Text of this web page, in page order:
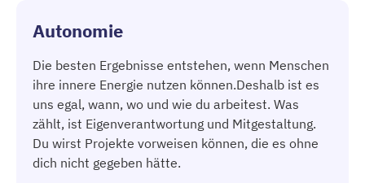
Autonomie
Die besten Ergebnisse entstehen, wenn Menschen
ihre innere Energie nutzen können.Deshalb ist es
uns egal, wann, wo und wie du arbeitest. Was
zählt, ist Eigenverantwortung und Mitgestaltung.
Du wirst Projekte vorweisen können, die es ohne
dich nicht gegeben hätte.